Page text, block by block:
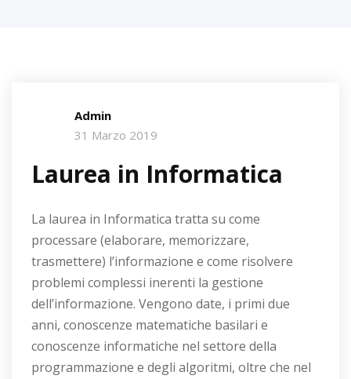
Admin
31 Marzo 2019
Laurea in Informatica
La laurea in Informatica tratta su come
processare (elaborare, memorizzare,
trasmettere) l’informazione e come risolvere
problemi complessi inerenti la gestione
dell’informazione. Vengono date, i primi due
anni, conoscenze matematiche basilari e
conoscenze informatiche nel settore della
programmazione e degli algoritmi, oltre che nel